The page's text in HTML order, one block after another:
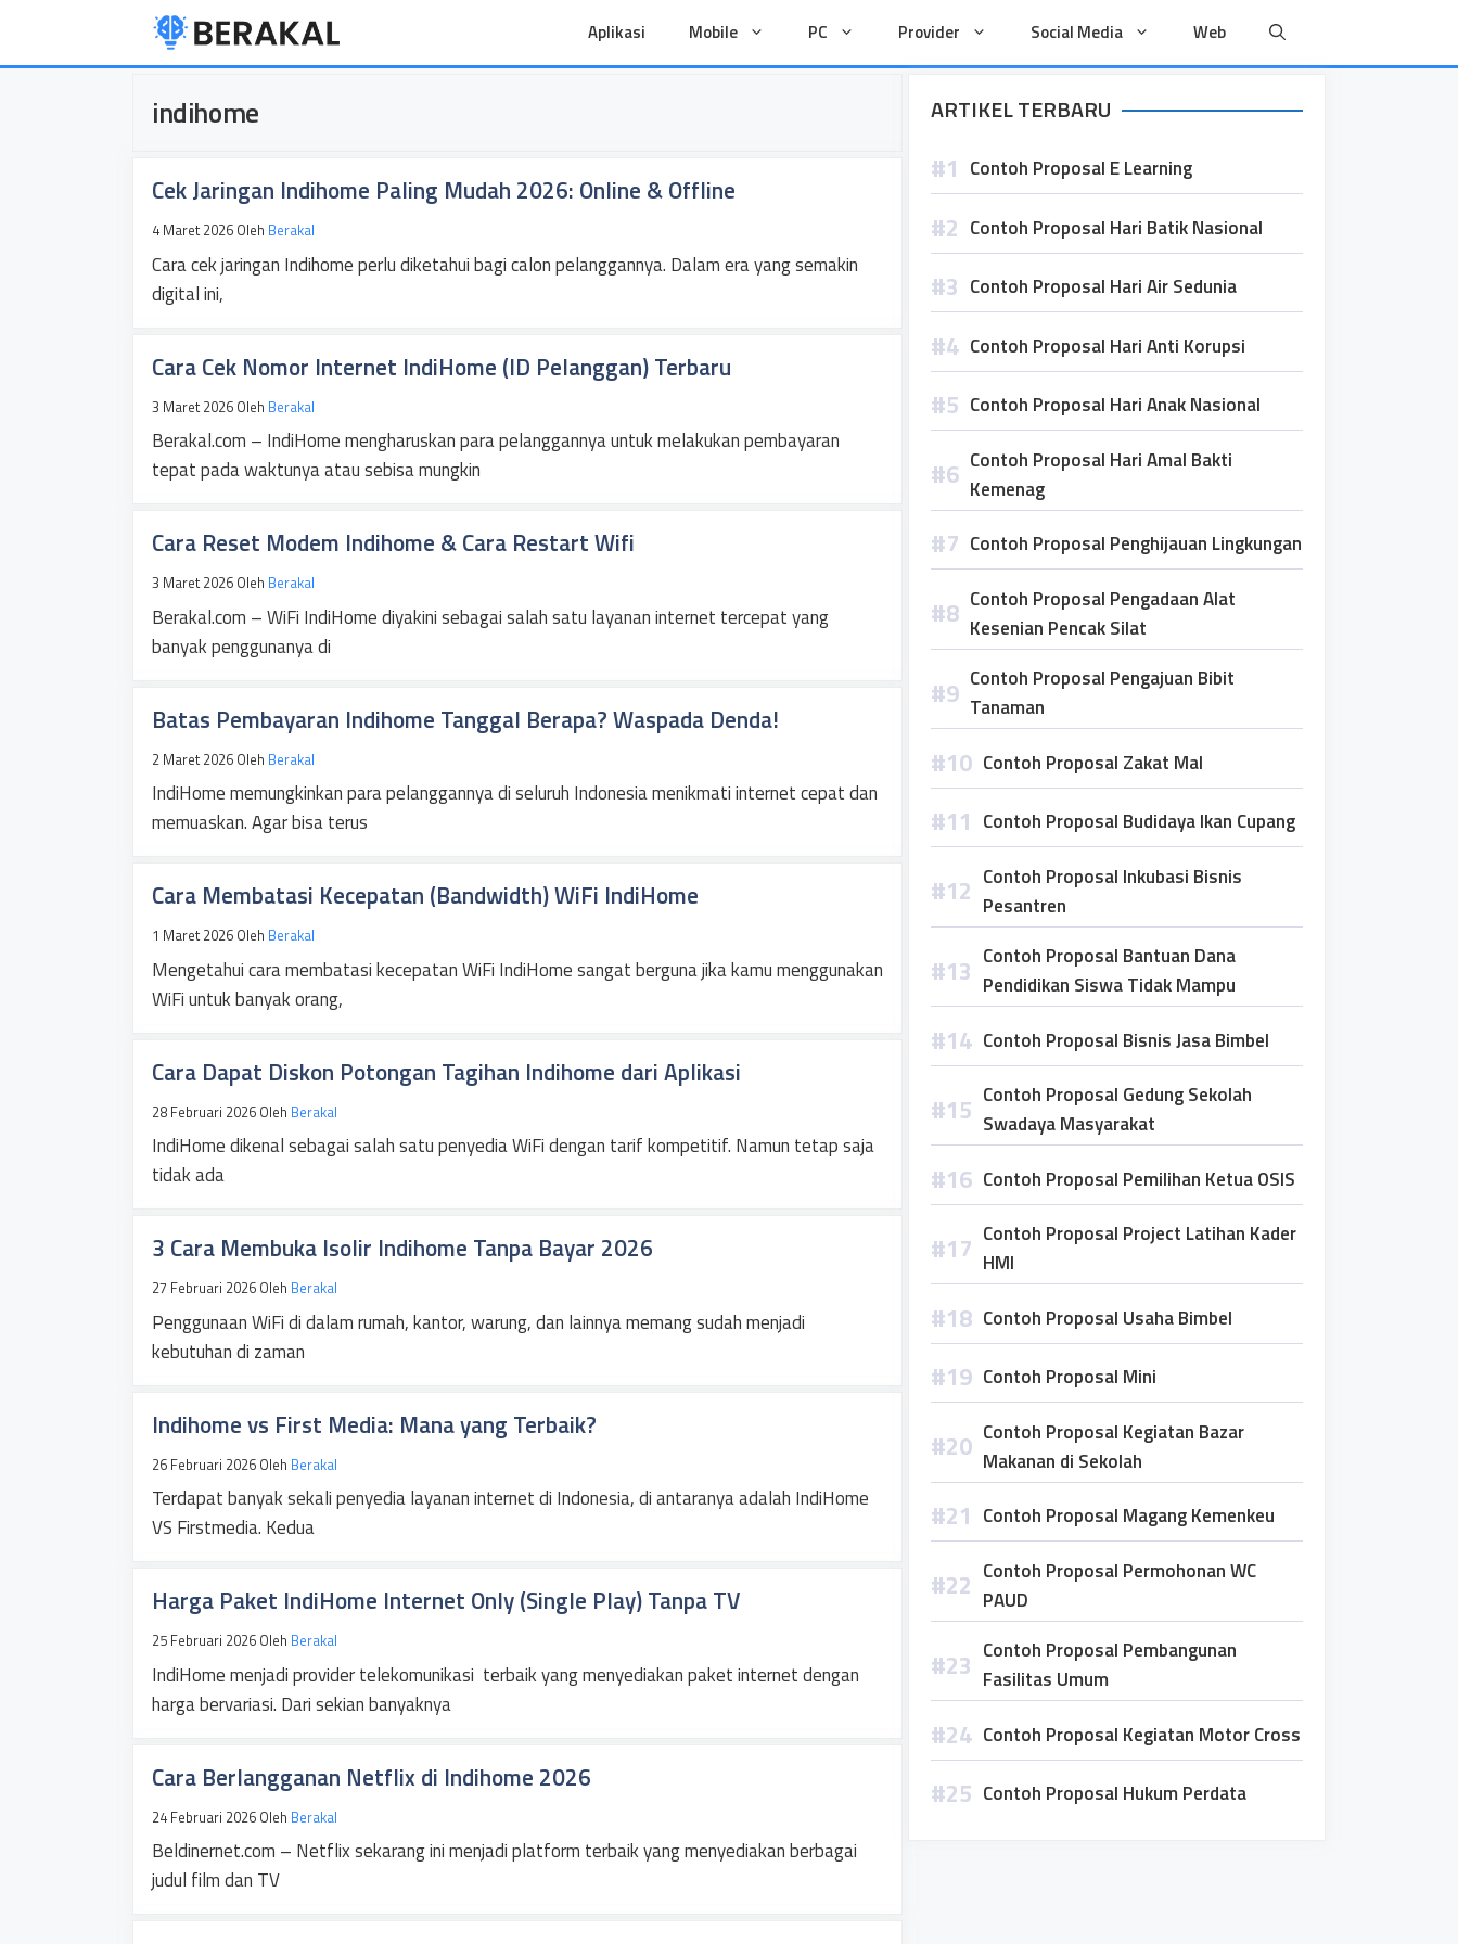
isi
Aplikasi Mobile PC Provider Social Media Web
indihome
Cek Jaringan Indihome Paling Mudah 2026: Online & Offline
4 Maret 2026 Oleh Berakal
Cara cek jaringan Indihome perlu diketahui bagi calon pelanggannya. Dalam era yang semakin
digital ini,
Cara Cek Nomor Internet IndiHome (ID Pelanggan) Terbaru
3 Maret 2026 Oleh Berakal
Berakal.com – IndiHome mengharuskan para pelanggannya untuk melakukan pembayaran
tepat pada waktunya atau sebisa mungkin
Cara Reset Modem Indihome & Cara Restart Wifi
3 Maret 2026 Oleh Berakal
Berakal.com – WiFi IndiHome diyakini sebagai salah satu layanan internet tercepat yang
banyak penggunanya di
Batas Pembayaran Indihome Tanggal Berapa? Waspada Denda!
2 Maret 2026 Oleh Berakal
IndiHome memungkinkan para pelanggannya di seluruh Indonesia menikmati internet cepat dan
memuaskan. Agar bisa terus
Cara Membatasi Kecepatan (Bandwidth) WiFi IndiHome
1 Maret 2026 Oleh Berakal
Mengetahui cara membatasi kecepatan WiFi IndiHome sangat berguna jika kamu menggunakan
WiFi untuk banyak orang,
Cara Dapat Diskon Potongan Tagihan Indihome dari Aplikasi
28 Februari 2026 Oleh Berakal
IndiHome dikenal sebagai salah satu penyedia WiFi dengan tarif kompetitif. Namun tetap saja
tidak ada
3 Cara Membuka Isolir Indihome Tanpa Bayar 2026
27 Februari 2026 Oleh Berakal
Penggunaan WiFi di dalam rumah, kantor, warung, dan lainnya memang sudah menjadi
kebutuhan di zaman
Indihome vs First Media: Mana yang Terbaik?
26 Februari 2026 Oleh Berakal
Terdapat banyak sekali penyedia layanan internet di Indonesia, di antaranya adalah IndiHome
VS Firstmedia. Kedua
Harga Paket IndiHome Internet Only (Single Play) Tanpa TV
25 Februari 2026 Oleh Berakal
IndiHome menjadi provider telekomunikasi terbaik yang menyediakan paket internet dengan
harga bervariasi. Dari sekian banyaknya
Cara Berlangganan Netflix di Indihome 2026
24 Februari 2026 Oleh Berakal
Beldinernet.com – Netflix sekarang ini menjadi platform terbaik yang menyediakan berbagai
judul film dan TV
ARTIKEL TERBARU
Contoh Proposal E Learning
Contoh Proposal Hari Batik Nasional
Contoh Proposal Hari Air Sedunia
Contoh Proposal Hari Anti Korupsi
Contoh Proposal Hari Anak Nasional
Contoh Proposal Hari Amal Bakti
Kemenag
Contoh Proposal Penghijauan Lingkungan
Contoh Proposal Pengadaan Alat
Kesenian Pencak Silat
Contoh Proposal Pengajuan Bibit
Tanaman
Contoh Proposal Zakat Mal
Contoh Proposal Budidaya Ikan Cupang
Contoh Proposal Inkubasi Bisnis
Pesantren
Contoh Proposal Bantuan Dana
Pendidikan Siswa Tidak Mampu
Contoh Proposal Bisnis Jasa Bimbel
Contoh Proposal Gedung Sekolah
Swadaya Masyarakat
Contoh Proposal Pemilihan Ketua OSIS
Contoh Proposal Project Latihan Kader
HMI
Contoh Proposal Usaha Bimbel
Contoh Proposal Mini
Contoh Proposal Kegiatan Bazar
Makanan di Sekolah
Contoh Proposal Magang Kemenkeu
Contoh Proposal Permohonan WC
PAUD
Contoh Proposal Pembangunan
Fasilitas Umum
Contoh Proposal Kegiatan Motor Cross
Contoh Proposal Hukum Perdata